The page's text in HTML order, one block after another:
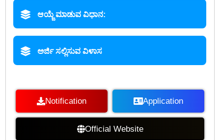
ಆಯ್ಜೆ ಮಾಡುವ ವಿಧಾನ:
ಅರ್ಜಿ ಸಲ್ಲಿಸುವ ವಿಳಾಸ
Notification Application
Official Website